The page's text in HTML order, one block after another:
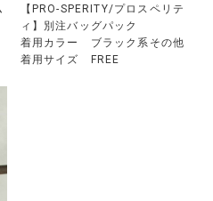
【PRO-SPERITY/プロスペリテ
ィ】別注バッグパック
着用カラー ブラック系その他
着用サイズ FREE